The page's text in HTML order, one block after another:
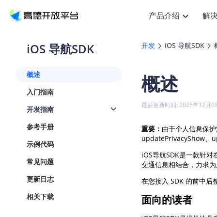
产品介绍
产品介绍 搜索定位
搜索 HOT
位置、周边、行政区、ID
API
JS Android
基于LBS的定位服务
API
Android iOS
地理/逆地理编码
位置名称与经纬度之间转
地理围栏
虚拟空间围栏服务
API
Android
天气查询
解
解决方案 提供LBS领域的Agent解
提供智能守护与运动出行
智能眼镜实时导航及智慧
世界地图 NEW
面向开发者提供全球范围
智能两轮车 NEW
合规精确的两轮车场景导
提供手机银行APP地图应
文档与支持 API
Web高级服务API
定价 产品定价
技术服务许可
Android定位
浏览器定位
自定义地图
认证开发商
iOS 导航SDK
概述
入门指南
开发指南
参考手册
示例代码
常见问题
更新日志
相关下载
开发 iOS 导航SDK
概述
最后更新时间: 2025年12月
重要： 由于个人信息保
updatePrivacyShow、
iOS导航SDK是一款针
交通信息相结合，力求
在您接入 SDK 的前中后
面向的读者